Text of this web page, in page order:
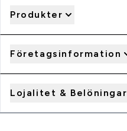
Produkter
Företagsinformation
Lojalitet & Belöningar